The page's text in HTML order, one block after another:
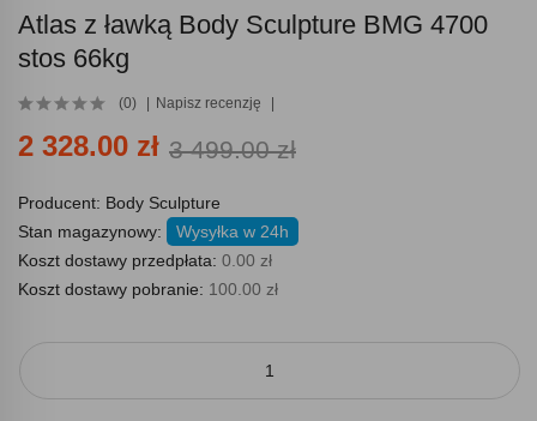
Atlas z ławką Body Sculpture BMG 4700
stos 66kg
(0) Napisz recenzję
2 328.00 zł 3 499.00 zł
Producent: Body Sculpture
Stan magazynowy:
Wysyłka w 24h
Koszt dostawy przedpłata: 0.00 zł
Koszt dostawy pobranie: 100.00 zł